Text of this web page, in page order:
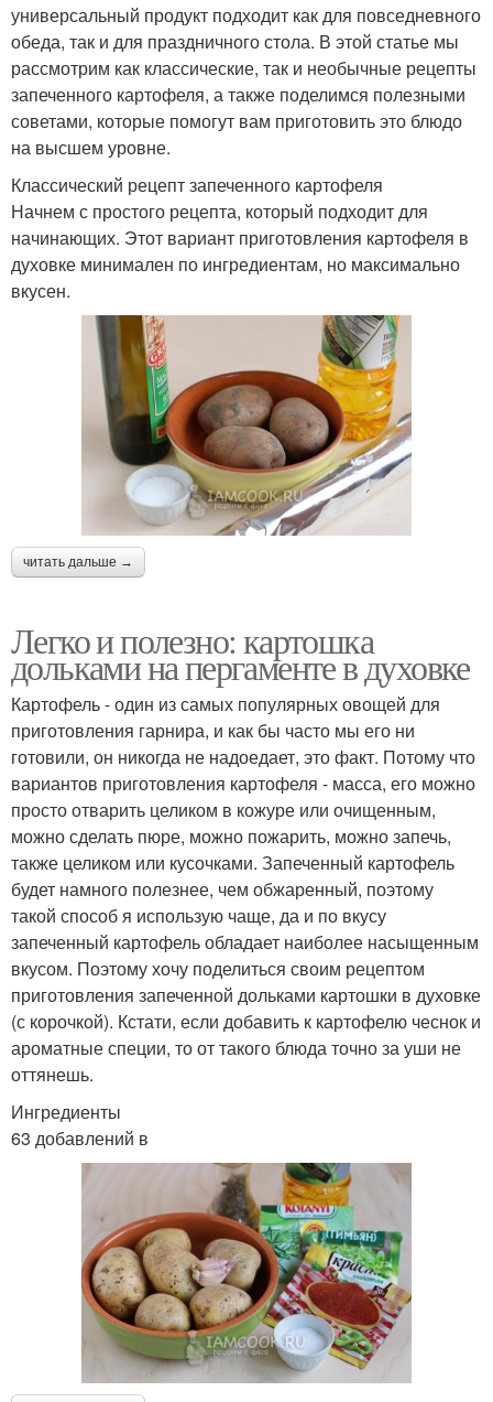
универсальный продукт подходит как для повседневного
обеда, так и для праздничного стола. В этой статье мы
рассмотрим как классические, так и необычные рецепты
запеченного картофеля, а также поделимся полезными
советами, которые помогут вам приготовить это блюдо
на высшем уровне.
Классический рецепт запеченного картофеля
Начнем с простого рецепта, который подходит для
начинающих. Этот вариант приготовления картофеля в
духовке минимален по ингредиентам, но максимально
вкусен.
читать дальше →
Легко и полезно: картошка
дольками на пергаменте в духовке
Картофель - один из самых популярных овощей для
приготовления гарнира, и как бы часто мы его ни
готовили, он никогда не надоедает, это факт. Потому что
вариантов приготовления картофеля - масса, его можно
просто отварить целиком в кожуре или очищенным,
можно сделать пюре, можно пожарить, можно запечь,
также целиком или кусочками. Запеченный картофель
будет намного полезнее, чем обжаренный, поэтому
такой способ я использую чаще, да и по вкусу
запеченный картофель обладает наиболее насыщенным
вкусом. Поэтому хочу поделиться своим рецептом
приготовления запеченной дольками картошки в духовке
(с корочкой). Кстати, если добавить к картофелю чеснок и
ароматные специи, то от такого блюда точно за уши не
оттянешь.
Ингредиенты
63 добавлений в